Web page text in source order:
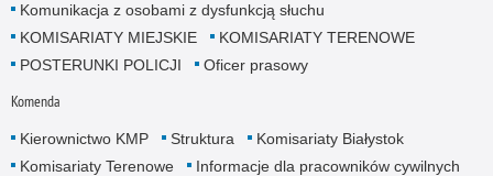
Komunikacja z osobami z dysfunkcją słuchu
KOMISARIATY MIEJSKIE
KOMISARIATY TERENOWE
POSTERUNKI POLICJI
Oficer prasowy
Komenda
Kierownictwo KMP Struktura
Komisariaty Białystok
Komisariaty Terenowe
Informacje dla pracowników cywilnych